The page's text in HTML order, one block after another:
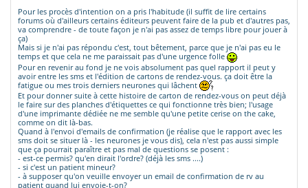
Pour les procès d'intention on a pris l'habitude (il suffit de lire certains
forums où d'ailleurs certains éditeurs peuvent faire de la pub et d'autres pas,
va comprendre - de toute façon je n'ai pas assez de temps libre pour jouer à
ça)
Mais si je n'ai pas répondu c'est, tout bêtement, parce que je n'ai pas eu le
temps et que cela ne me paraissait pas d'une urgence folle
Pour en revenir au fond je ne vois absolument pas quel rapport il peut y
avoir entre les sms et l'édition de cartons de rendez-vous. ça doit être la
fatigue ou mes trois derniers neurones qui lâchent
Et pour donner suite à cette histoire de carton de rendez-vous on peut déjà
le faire sur des planches d'étiquettes ce qui fonctionne très bien; l'usage
d'une imprimante dédiée ne me semble qu'une petite cerise on the cake,
comme on dit là-bas.
Quand à l'envoi d'emails de confirmation (je réalise que le rapport avec les
sms doit se situer là - les neurones je vous dis), cela n'est pas aussi simple
que ça pourrait paraître et pas mal de questions se posent :
- est-ce permis? qu'en dirait l'ordre? (déjà les sms ....)
- si c'est un patient mineur?
- à supposer qu'on veuille envoyer un email de confirmation de rv au
patient quand lui envoie-t-on?